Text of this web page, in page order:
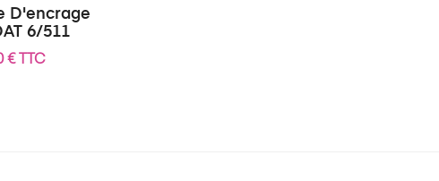
D'encrage
6/511
€ TTC